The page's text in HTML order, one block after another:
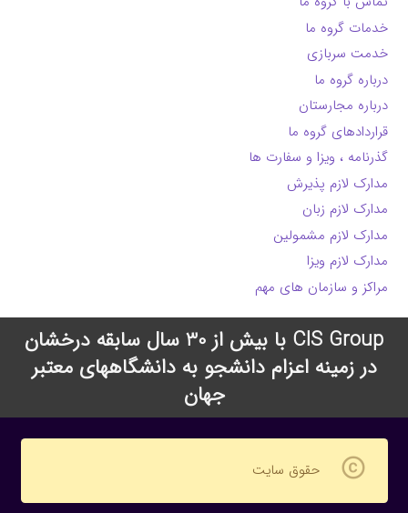
خدمات گروه ما
خدمت سربازی
درباره گروه ما
درباره مجارستان
قراردادهای گروه ما
گذرنامه ، ویزا و سفارت ها
مدارک لازم پذیرش
مدارک لازم زبان
مدارک لازم مشمولین
مدارک لازم ویزا
مراکز و سازمان های مهم
CIS Group با بیش از 30 سال سابقه درخشان
در زمینه اعزام دانشجو به دانشگاههای معتبر
جهان
copyright حقوق سایت